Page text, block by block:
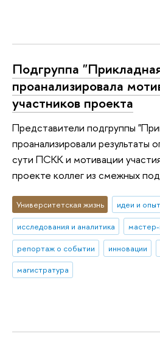
Подгруппа
проанализировала
участников проекта
Представители подгруппы
проанализировали результаты
сути ПСКК и мотивации
проекте коллег из смежных
Университетская жизнь идеи и опыт
исследования и аналитика
мастер-
репортаж о событии
инновации
магистратура